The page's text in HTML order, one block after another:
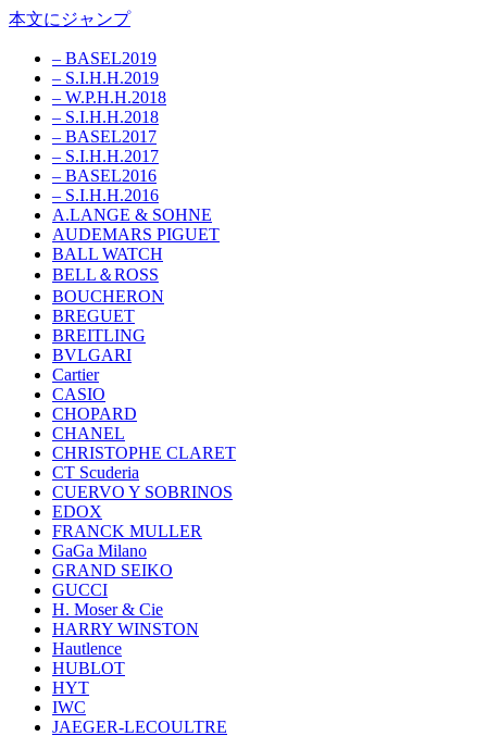
本文にジャンプ
– BASEL2019
– S.I.H.H.2019
– W.P.H.H.2018
– S.I.H.H.2018
– BASEL2017
– S.I.H.H.2017
– BASEL2016
– S.I.H.H.2016
A.LANGE & SOHNE
AUDEMARS PIGUET
BALL WATCH
BELL＆ROSS
BOUCHERON
BREGUET
BREITLING
BVLGARI
Cartier
CASIO
CHOPARD
CHANEL
CHRISTOPHE CLARET
CT Scuderia
CUERVO Y SOBRINOS
EDOX
FRANCK MULLER
GaGa Milano
GRAND SEIKO
GUCCI
H. Moser & Cie
HARRY WINSTON
Hautlence
HUBLOT
HYT
IWC
JAEGER-LECOULTRE